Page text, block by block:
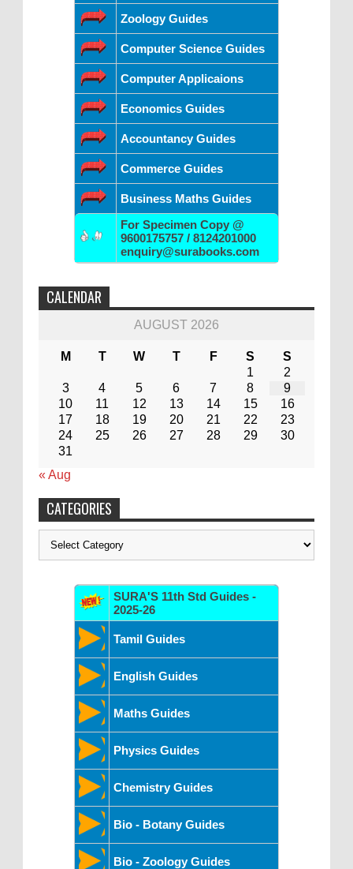
Zoology Guides
Computer Science Guides
Computer Applicaions
Economics Guides
Accountancy Guides
Commerce Guides
Business Maths Guides
For Specimen Copy @
9600175757 / 8124201000
enquiry@surabooks.com
CALENDAR
AUGUST 2026
M T W T F S
S
1
2
3
4 5 6 7 8
9
10
11 12 13 14 15
16
17
18 19 20 21 22
23
24
25 26 27 28 29
30
31
« Aug
CATEGORIES
Categories
SURA'S 11th Std Guides -
2025-26
Tamil Guides
English Guides
Maths Guides
Physics Guides
Chemistry Guides
Bio - Botany Guides
Bio - Zoology Guides